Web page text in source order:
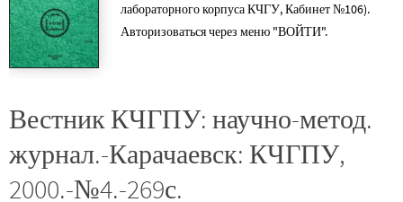
лабораторного корпуса КЧГУ, Кабинет №106).
Авторизоваться через меню "ВОЙТИ".
Вестник КЧГПУ: научно-метод.
журнал.-Карачаевск: КЧГПУ,
2000.-№4.-269с.